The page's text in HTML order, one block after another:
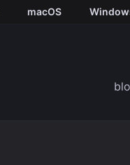
macOS